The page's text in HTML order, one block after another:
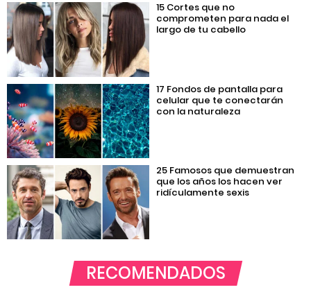
15 Cortes que no
comprometen para nada el
largo de tu cabello
17 Fondos de pantalla para
celular que te conectarán
con la naturaleza
25 Famosos que demuestran
que los años los hacen ver
ridículamente sexis
RECOMENDADOS